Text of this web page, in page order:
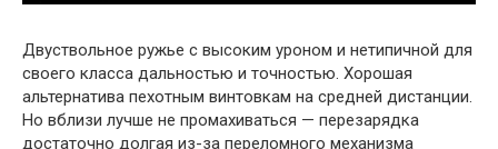
Двуствольное ружье с высоким уроном и нетипичной для
своего класса дальностью и точностью. Хорошая
альтернатива пехотным винтовкам на средней дистанции.
Но вблизи лучше не промахиваться — перезарядка
достаточно долгая из-за переломного механизма